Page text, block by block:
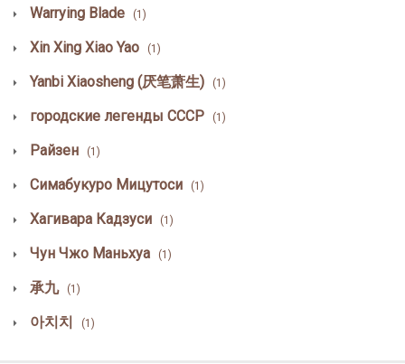
Warrying Blade (1)
Xin Xing Xiao Yao (1)
Yanbi Xiaosheng (厌笔萧生) (1)
городские легенды СССР (1)
Райзен (1)
Симабукуро Мицутоси (1)
Хагивара Кадзуси (1)
Чун Чжо Маньхуа (1)
承九 (1)
아치치 (1)